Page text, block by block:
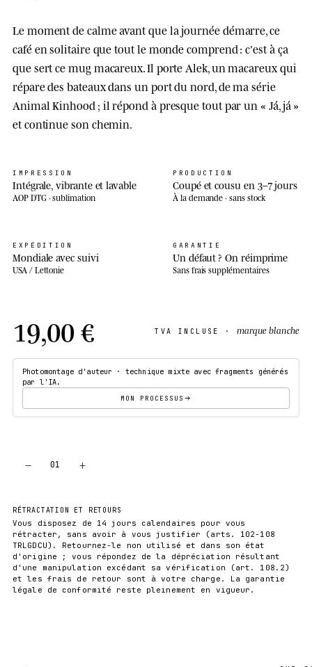
Le moment de calme avant que la journée démarre, ce
café en solitaire que tout le monde comprend : c'est à ça
que sert ce mug macareux. Il porte Alek, un macareux qui
répare des bateaux dans un port du nord, de ma série
Animal Kinhood ; il répond à presque tout par un « Já, já »
et continue son chemin.
IMPRESSION
Intégrale, vibrante et lavable
AOP DTG · sublimation
PRODUCTION
Coupé et cousu en 3–7 jours
À la demande · sans stock
EXPÉDITION
Mondiale avec suivi
USA / Lettonie
GARANTIE
Un défaut ? On réimprime
Sans frais supplémentaires
19,00 € TVA INCLUSE · marque blanche
Photomontage d'auteur · technique mixte avec fragments générés
par l'IA.
MON PROCESSUS
− 01 +
RÉTRACTATION ET RETOURS
Vous disposez de 14 jours calendaires pour vous
rétracter, sans avoir à vous justifier (arts. 102-108
TRLGDCU). Retournez-le non utilisé et dans son état
d'origine ; vous répondez de la dépréciation résultant
d'une manipulation excédant sa vérification (art. 108.2)
et les frais de retour sont à votre charge. La garantie
légale de conformité reste pleinement en vigueur.